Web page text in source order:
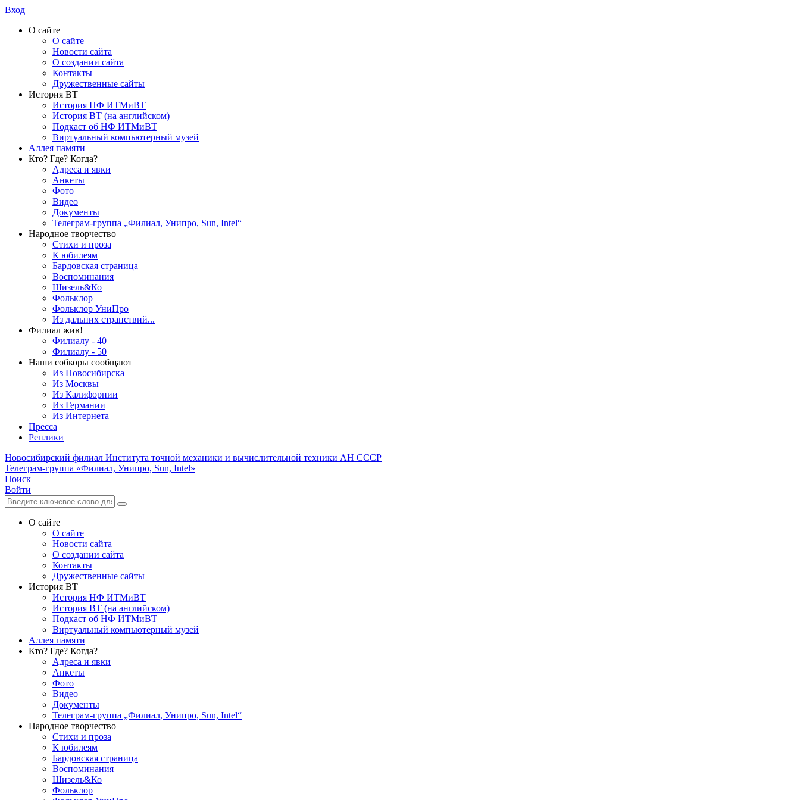
Вход
О сайте
О сайте
Новости сайта
О создании сайта
Контакты
Дружественные сайты
История ВТ
История НФ ИТМиВТ
История ВТ (на английском)
Подкаст об НФ ИТМиВТ
Виртуальный компьютерный музей
Аллея памяти
Кто? Где? Когда?
Адреса и явки
Анкеты
Фото
Видео
Документы
Телеграм-группа „Филиал, Унипро, Sun, Intel“
Народное творчество
Стихи и проза
К юбилеям
Бардовская страница
Воспоминания
Шизель&Ко
Фольклор
Фольклор УниПро
Из дальних странствий...
Филиал жив!
Филиалу - 40
Филиалу - 50
Наши собкоры сообщают
Из Новосибирска
Из Москвы
Из Калифорнии
Из Германии
Из Интернета
Пресса
Реплики
Новосибирский филиал Института точной механики и вычислительной техники АН СССР
Телеграм-группа «Филиал, Унипро, Sun, Intel»
Поиск
Войти
О сайте
О сайте
Новости сайта
О создании сайта
Контакты
Дружественные сайты
История ВТ
История НФ ИТМиВТ
История ВТ (на английском)
Подкаст об НФ ИТМиВТ
Виртуальный компьютерный музей
Аллея памяти
Кто? Где? Когда?
Адреса и явки
Анкеты
Фото
Видео
Документы
Телеграм-группа „Филиал, Унипро, Sun, Intel“
Народное творчество
Стихи и проза
К юбилеям
Бардовская страница
Воспоминания
Шизель&Ко
Фольклор